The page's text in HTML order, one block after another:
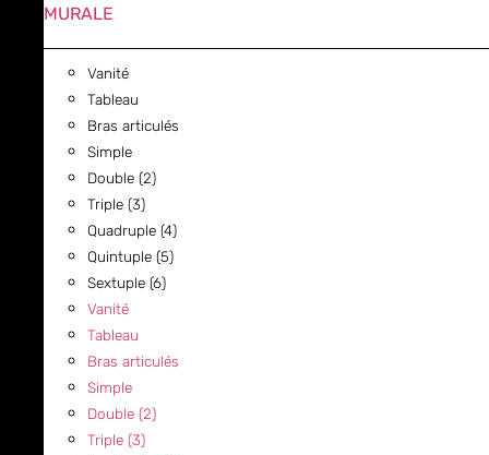
MURALE
Vanité
Tableau
Bras articulés
Simple
Double (2)
Triple (3)
Quadruple (4)
Quintuple (5)
Sextuple (6)
Vanité
Tableau
Bras articulés
Simple
Double (2)
Triple (3)